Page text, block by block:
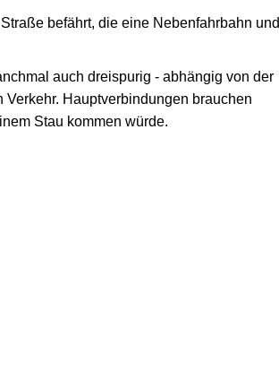
befährt, die eine Nebenfahrbahn und
auch dreispurig - abhängig von der
Hauptverbindungen brauchen
Stau kommen würde.